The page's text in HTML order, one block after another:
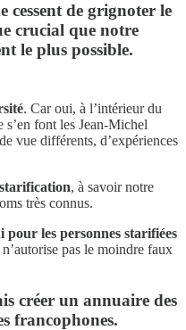
cessent de grignoter le
crucial que notre
le plus possible.
. Car oui, à l’intérieur du
s’en font les Jean-Michel
vue différents, d’expériences
, à savoir notre
très connus.
pour les personnes starifiées
pas le moindre faux
créer un annuaire des
francophones.